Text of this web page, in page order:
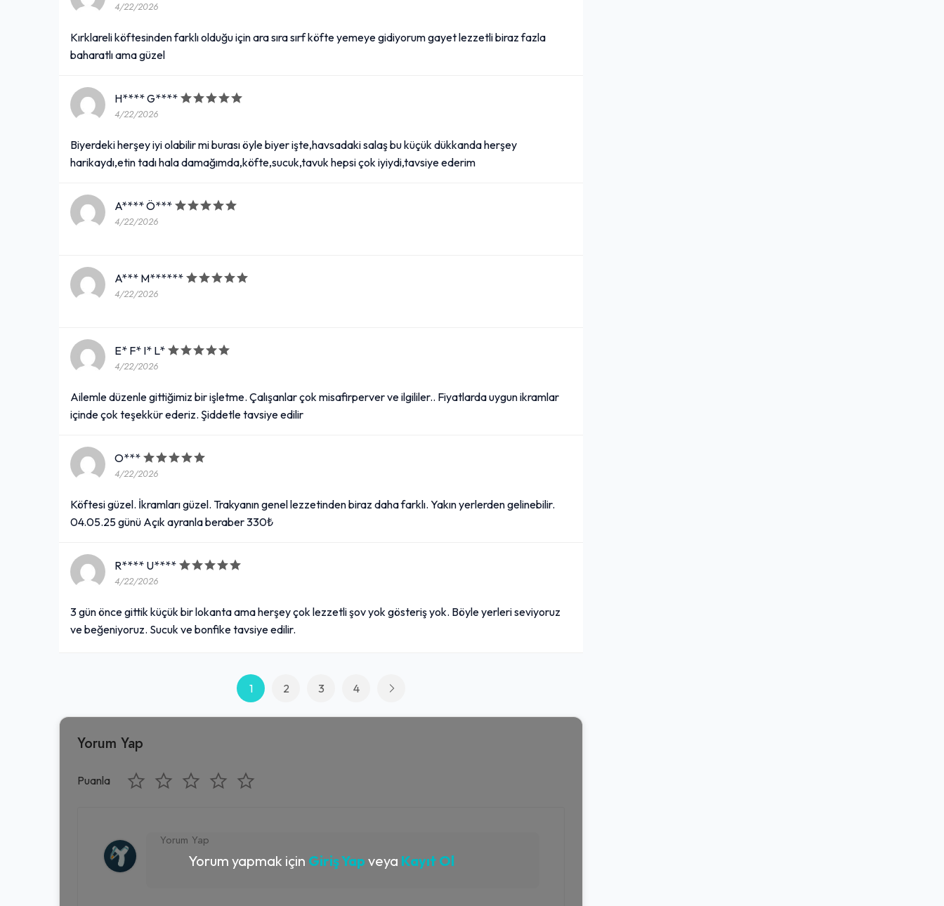
4/22/2026
Kırklareli köftesinden farklı olduğu için ara sıra sırf köfte yemeye gidiyorum gayet lezzetli biraz fazla
baharatlı ama güzel
H**** G****
4/22/2026
Biyerdeki herşey iyi olabilir mi burası öyle biyer işte,havsadaki salaş bu küçük dükkanda herşey
harikaydı,etin tadı hala damağımda,köfte,sucuk,tavuk hepsi çok iyiydi,tavsiye ederim
A**** Ö***
4/22/2026
A*** M******
4/22/2026
E* F* I* L*
4/22/2026
Ailemle düzenle gittiğimiz bir işletme. Çalışanlar çok misafirperver ve ilgililer.. Fiyatlarda uygun ikramlar
içinde çok teşekkür ederiz. Şiddetle tavsiye edilir
O***
4/22/2026
Köftesi güzel. İkramları güzel. Trakyanın genel lezzetinden biraz daha farklı. Yakın yerlerden gelinebilir.
04.05.25 günü Açık ayranla beraber 330₺
R**** U****
4/22/2026
3 gün önce gittik küçük bir lokanta ama herşey çok lezzetli şov yok gösteriş yok. Böyle yerleri seviyoruz
ve beğeniyoruz. Sucuk ve bonfike tavsiye edilir.
1 2 3 4
Yorum Yap
Puanla
Yorum yapmak için Giriş Yap veya Kayıt Ol